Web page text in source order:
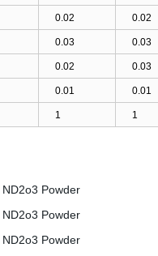
0.02 0.02
0.03 0.03
0.02 0.03
0.01 0.01
1 1